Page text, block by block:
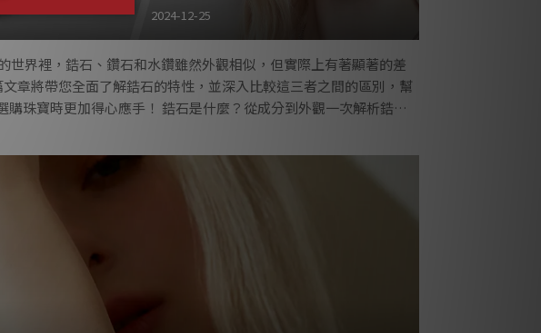
2024-12-25
世界裡，鋯石、鑽石和水鑽雖然外觀相似，但實際上有著顯著的差
章將帶您全面了解鋯石的特性，並深入比較這三者之間的區別，幫
購珠寶時更加得心應手！ 鋯石是什麼？從成分到外觀一次解析鋯石
於其高折射率和明亮的火彩，鋯石在外觀上與鑽石極為相似，因此被
石的替代品。鋯石通常是無色透明，但可以透過添加微量元素來呈